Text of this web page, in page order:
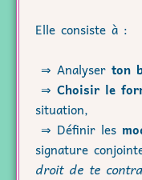
Elle consiste à :
⇒ Analyser ton
⇒ Choisir le
situation,
⇒ Définir les
signature
droit de te